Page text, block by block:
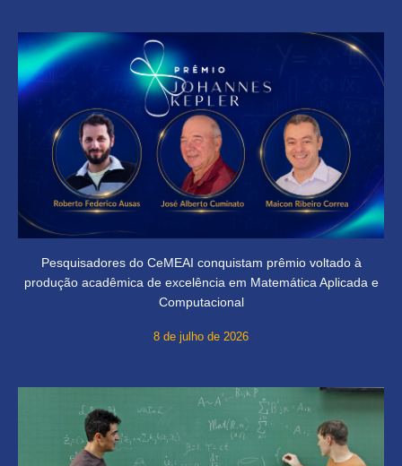
Pesquisadores do CeMEAI conquistam prêmio voltado à
produção acadêmica de excelência em Matemática Aplicada e
Computacional
8 de julho de 2026